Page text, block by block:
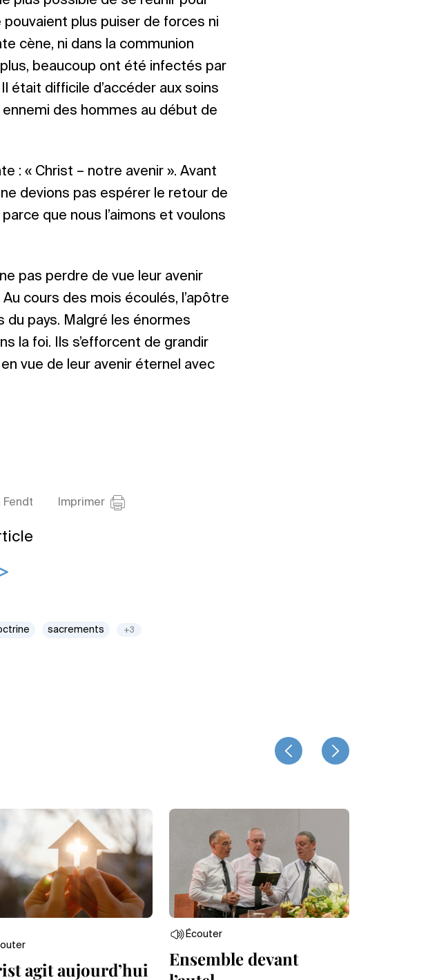
plus puiser de forces ni
cène, ni dans la communion
beaucoup ont été infectés par
était difficile d’accéder aux soins
des hommes au début de
: « Christ – notre avenir ». Avant
devions pas espérer le retour de
que nous l’aimons et voulons
pas perdre de vue leur avenir
cours des mois écoulés, l’apôtre
du pays. Malgré les énormes
la foi. Ils s’efforcent de grandir
vue de leur avenir éternel avec
Fendt Imprimer
sacrements +3
agit aujourd’hui
Écouter
Ensemble devant